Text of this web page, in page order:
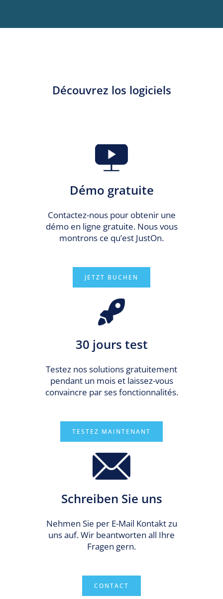
Découvrez los logiciels
Démo gratuite
Contactez-nous pour obtenir une
démo en ligne gratuite. Nous vous
montrons ce qu’est JustOn.
JETZT BUCHEN
30 jours test
Testez nos solutions gratuitement
pendant un mois et laissez-vous
convaincre par ses fonctionnalités.
TESTEZ MAINTENANT
Schreiben Sie uns
Nehmen Sie per E-Mail Kontakt zu
uns auf. Wir beantworten all Ihre
Fragen gern.
CONTACT